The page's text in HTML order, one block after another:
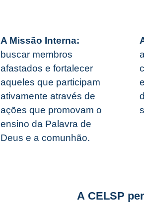
A Missão Interna:
buscar membros
afastados e fortalecer
aqueles que participam
ativamente através de
ações que promovam o
ensino da Palavra de
Deus e a comunhão.
A CELSP